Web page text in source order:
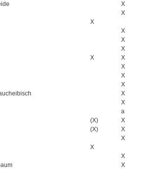
X
X
X
X
X
X
X
X
X
X
X
X
X
a
(X)
X
(X)
X
X
X
X
X